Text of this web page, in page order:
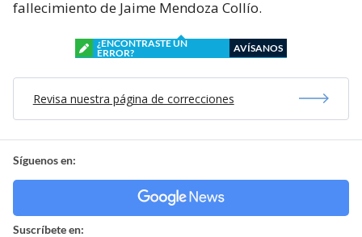
fallecimiento de Jaime Mendoza Collío.
¿ENCONTRASTE UN
ERROR?
AVÍSANOS
Revisa nuestra página de correcciones
Síguenos en:
Suscríbete en: